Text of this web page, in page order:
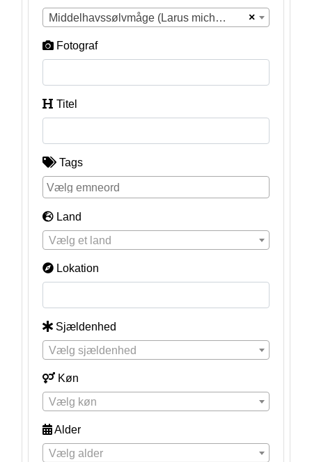
×
Middelhavssølvmåge (Larus michahellis)
Fotograf
Titel
Tags
Land
Vælg et land
Lokation
Sjældenhed
Vælg sjældenhed
Køn
Vælg køn
Alder
Vælg alder